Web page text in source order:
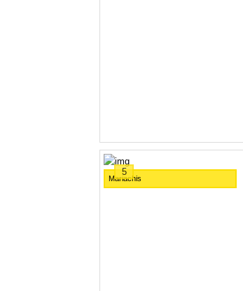
5
Mariachis